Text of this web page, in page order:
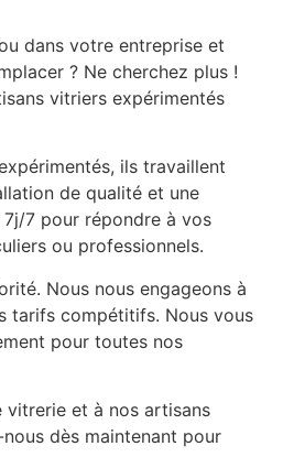
dans votre entreprise et
? Ne cherchez plus !
vitriers expérimentés
ils travaillent
de qualité et une
7 pour répondre à vos
ou professionnels.
Nous nous engageons à
tarifs compétitifs. Nous vous
pour toutes nos
vitrerie et à nos artisans
dès maintenant pour